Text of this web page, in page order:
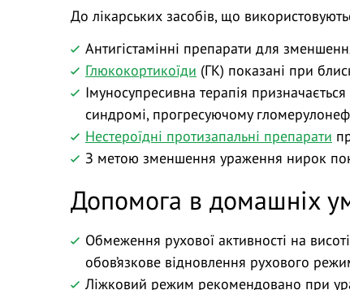
До лікарських засобів, що
Антигістамінні препарати для
Глюкокортикоїди (ГК) показані при
Імуносупресивна терапія
синдромі, прогресуючому
Нестероїдні протизапальні препарати
З метою зменшення ураження нирок
Допомога в домашніх
Обмеження рухової активності на
обов’язкове відновлення рухового
Ліжковий режим рекомендовано при